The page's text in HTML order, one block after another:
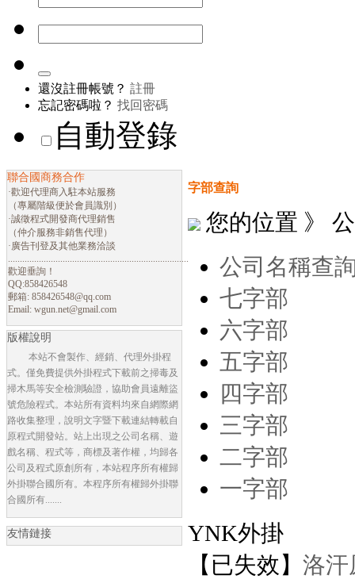
還沒註冊帳號？ 註冊
忘記密碼啦？ 找回密碼
自動登錄
聯合國商務合作
·歡迎代理商入駐本站服務
（專屬階級便於會員識別）
·誠徵程式開發商代理銷售
（仲介服務非銷售代理）
·廣告刊登及其他業務洽談
歡迎垂詢！
QQ:858426548
郵箱: 858426548@qq.com
Email: wgun.net@gmail.com
版權說明
本站不會製作、經銷、代理外掛程
式。僅免費提供外掛程式下載前之掃毒及
掃木馬等安全檢測驗證，協助會員遠離盜
號危險程式。本站所有資料均來自網際網
路收集整理，說明文字暨下載連結轉載自
原程式開發站。站上出現之公司名稱、遊
戲名稱、程式等，商標及著作權，均歸各
公司及程式原創所有，本站程序所有權歸
外掛聯合國所有。本程序所有權歸外掛聯
合國所有.......
友情鏈接
字部查詢
您的位置 》
公司名稱查
七字部
六字部
五字部
四字部
三字部
二字部
一字部
YNK外掛
【已失效】洛汗